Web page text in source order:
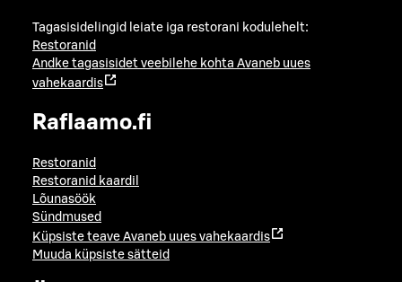
Tagasisidelingid leiate iga restorani kodulehelt:
Restoranid
Andke tagasisidet veebilehe kohta Avaneb uues
vahekaardis
Raflaamo.fi
Restoranid
Restoranid kaardil
Lõunasöök
Sündmused
Küpsiste teave Avaneb uues vahekaardis
Muuda küpsiste sätteid